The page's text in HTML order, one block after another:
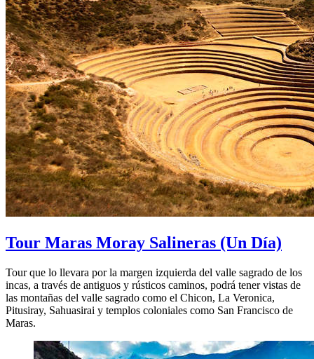
Tour Maras Moray Salineras (Un Día)
Tour que lo llevara por la margen izquierda del valle sagrado de los
incas, a través de antiguos y rústicos caminos, podrá tener vistas de
las montañas del valle sagrado como el Chicon, La Veronica,
Pitusiray, Sahuasirai y templos coloniales como San Francisco de
Maras.